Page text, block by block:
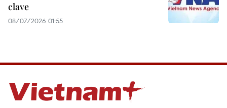
clave
08/07/2026 01:55